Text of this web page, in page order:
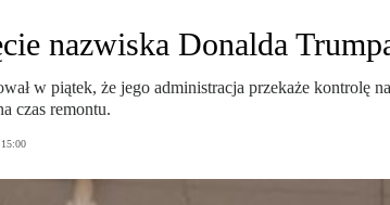
nazwiska Donalda
w piątek, że jego administracja przekaże kontrolę
czas remontu.